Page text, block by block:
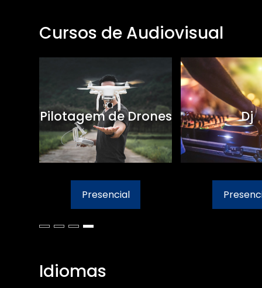
Cursos de Audiovisual
Pilotagem de Drones
Presencial
Dj
Idiomas